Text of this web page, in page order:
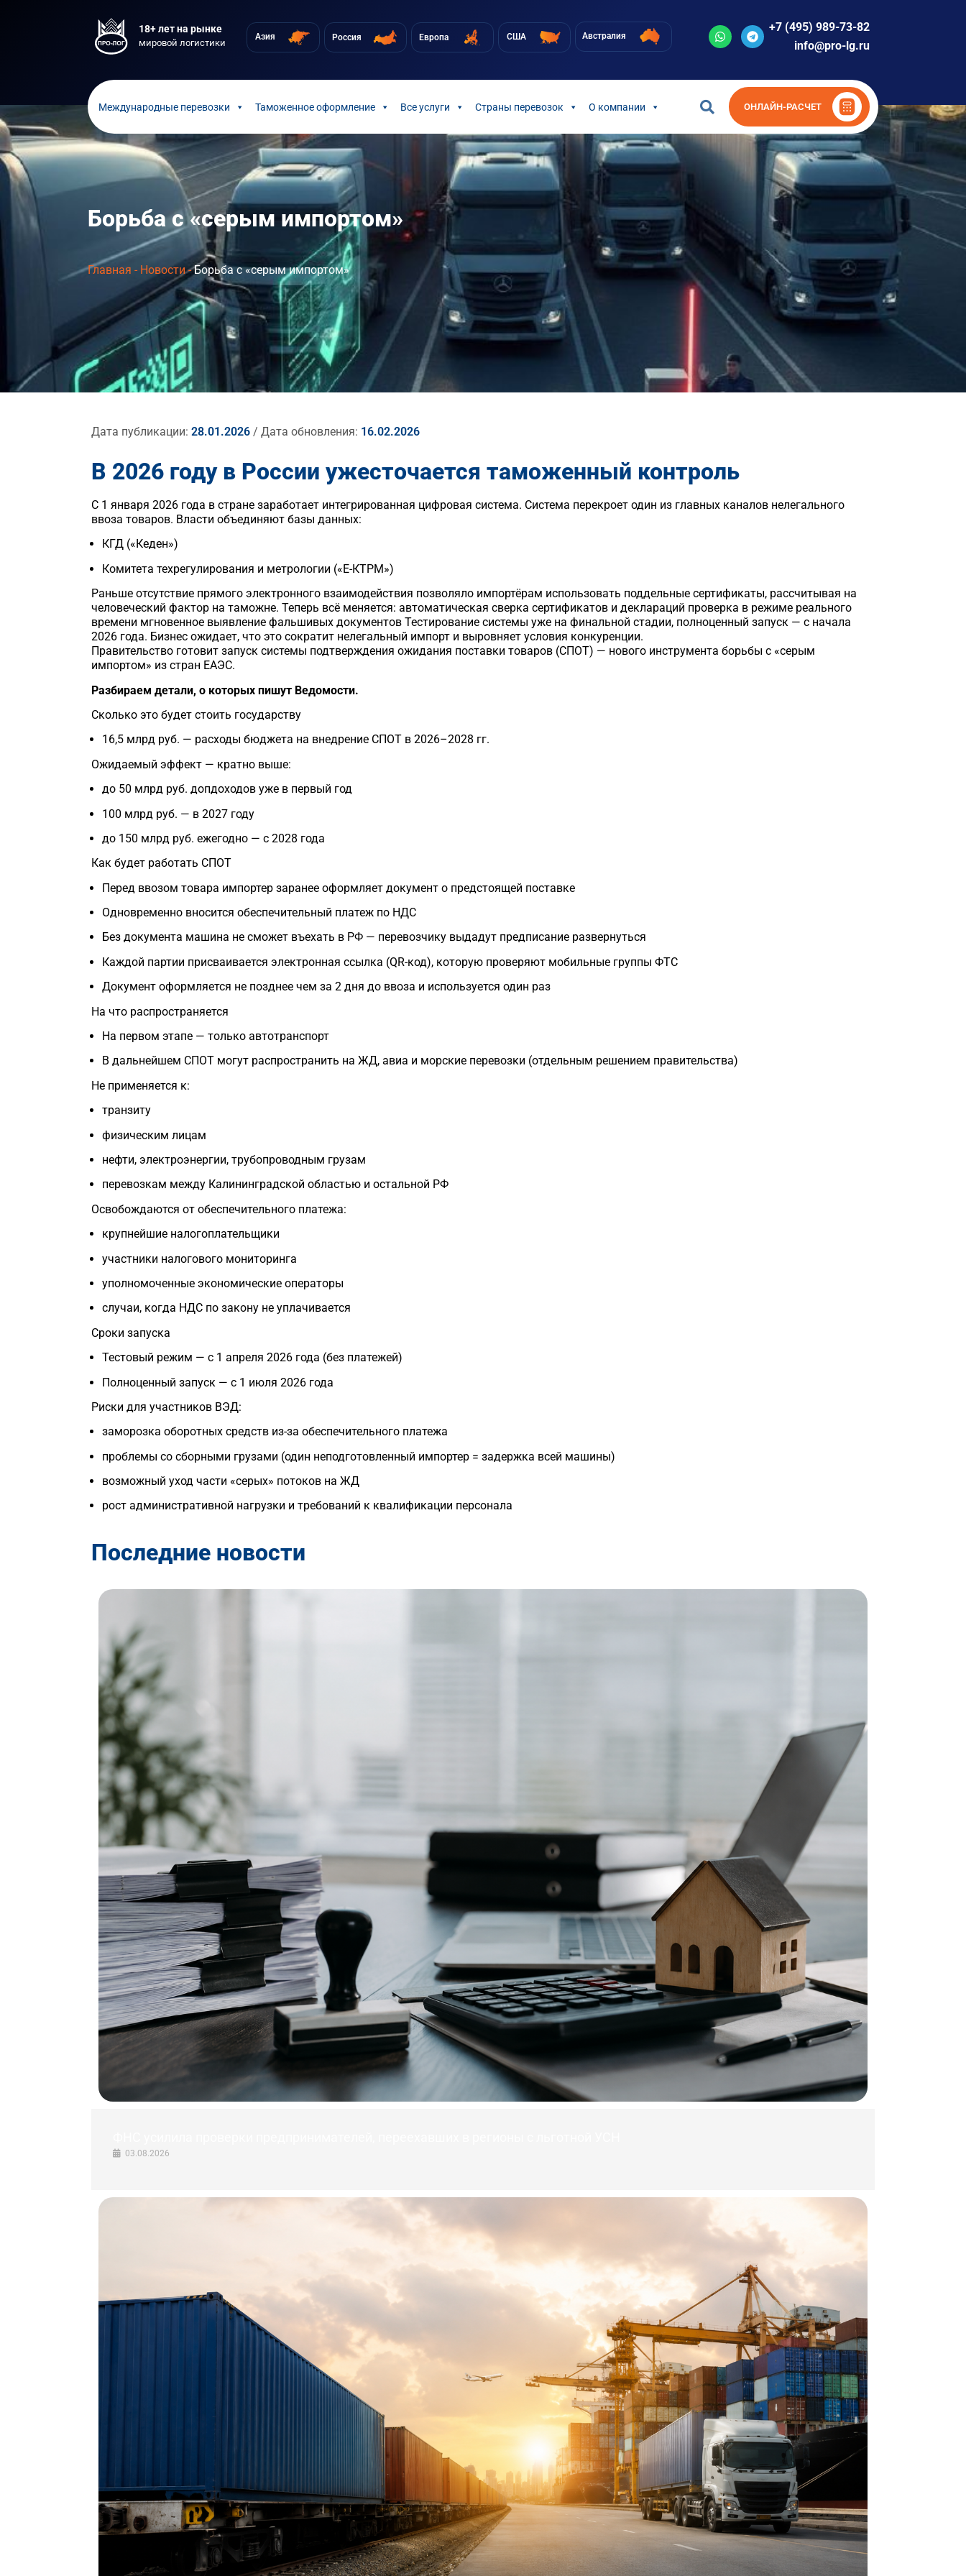
18+ лет на рынке
мировой логистики
Азия Россия Европа США Австралия
+7 (495) 989-73-82
info@pro-lg.ru
Международные перевозки Таможенное оформление Все услуги Страны перевозок О компании ОНЛАЙН-РАСЧЕТ
Борьба с «серым импортом»
Главная - Новости-Борьба с «серым импортом»
Дата публикации: 28.01.2026 / Дата обновления: 16.02.2026
В 2026 году в России ужесточается таможенный контроль
С 1 января 2026 года в стране заработает интегрированная цифровая система. Система перекроет один из главных каналов нелегального
ввоза товаров. Власти объединяют базы данных:
КГД («Кеден»)
Комитета техрегулирования и метрологии («Е-КТРМ»)
Раньше отсутствие прямого электронного взаимодействия позволяло импортёрам использовать поддельные сертификаты, рассчитывая на
человеческий фактор на таможне. Теперь всё меняется: автоматическая сверка сертификатов и деклараций проверка в режиме реального
времени мгновенное выявление фальшивых документов Тестирование системы уже на финальной стадии, полноценный запуск — с начала
2026 года. Бизнес ожидает, что это сократит нелегальный импорт и выровняет условия конкуренции.
Правительство готовит запуск системы подтверждения ожидания поставки товаров (СПОТ) — нового инструмента борьбы с «серым
импортом» из стран ЕАЭС.
Разбираем детали, о которых пишут Ведомости.
Сколько это будет стоить государству
16,5 млрд руб. — расходы бюджета на внедрение СПОТ в 2026–2028 гг.
Ожидаемый эффект — кратно выше:
до 50 млрд руб. допдоходов уже в первый год
100 млрд руб. — в 2027 году
до 150 млрд руб. ежегодно — с 2028 года
Как будет работать СПОТ
Перед ввозом товара импортер заранее оформляет документ о предстоящей поставке
Одновременно вносится обеспечительный платеж по НДС
Без документа машина не сможет въехать в РФ — перевозчику выдадут предписание развернуться
Каждой партии присваивается электронная ссылка (QR-код), которую проверяют мобильные группы ФТС
Документ оформляется не позднее чем за 2 дня до ввоза и используется один раз
На что распространяется
На первом этапе — только автотранспорт
В дальнейшем СПОТ могут распространить на ЖД, авиа и морские перевозки (отдельным решением правительства)
Не применяется к:
транзиту
физическим лицам
нефти, электроэнергии, трубопроводным грузам
перевозкам между Калининградской областью и остальной РФ
Освобождаются от обеспечительного платежа:
крупнейшие налогоплательщики
участники налогового мониторинга
уполномоченные экономические операторы
случаи, когда НДС по закону не уплачивается
Сроки запуска
Тестовый режим — с 1 апреля 2026 года (без платежей)
Полноценный запуск — с 1 июля 2026 года
Риски для участников ВЭД:
заморозка оборотных средств из-за обеспечительного платежа
проблемы со сборными грузами (один неподготовленный импортер = задержка всей машины)
возможный уход части «серых» потоков на ЖД
рост административной нагрузки и требований к квалификации персонала
Последние новости
03.08.2026